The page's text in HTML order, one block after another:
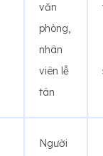
văn
phòng,
nhân
viên lễ
tân
Người